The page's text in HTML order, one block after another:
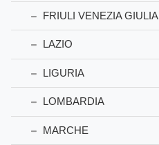
FRIULI VENEZIA GIULIA
LAZIO
LIGURIA
LOMBARDIA
MARCHE